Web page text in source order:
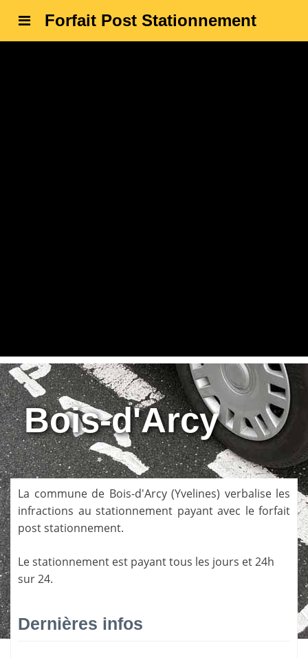
Forfait Post Stationnement
Bois-d'Arcy
La commune de Bois-d'Arcy(Yvelines) verbalise les
infractions au stationnement payant avec le forfait
post stationnement.
Le stationnement est payant tous les jours et 24h
sur 24.
Dernières infos